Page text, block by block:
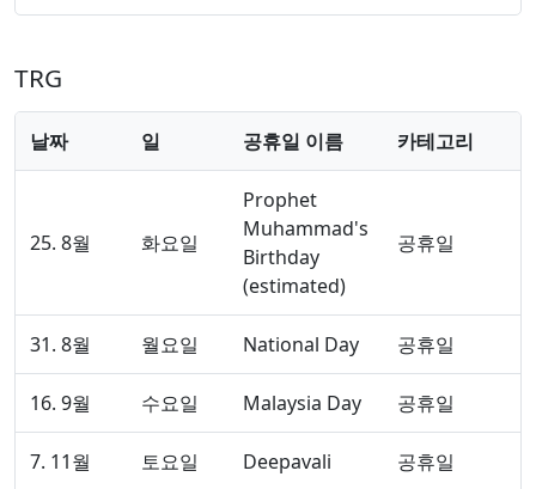
TRG
날짜 일 공휴일 이름 카테고리
25. 8월 화요일
Prophet
Muhammad's
Birthday
(estimated)
공휴일
31. 8월 월요일 National Day 공휴일
16. 9월 수요일 Malaysia Day 공휴일
7. 11월 토요일 Deepavali 공휴일